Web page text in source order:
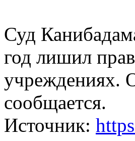
Суд
год лишил
учреждениях.
сообщается.
Источник: